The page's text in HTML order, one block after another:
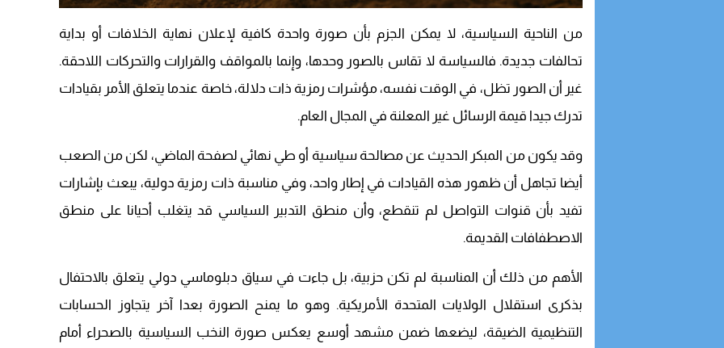
من الناحية السياسية، لا يمكن الجزم بأن صورة واحدة كافية لإعلان نهاية الخلافات أو بداية
تحالفات جديدة. فالسياسة لا تقاس بالصور وحدها، وإنما بالمواقف والقرارات والتحركات اللاحقة.
غير أن الصور تظل، في الوقت نفسه، مؤشرات رمزية ذات دلالة، خاصة عندما يتعلق الأمر بقيادات
تدرك جيدا قيمة الرسائل غير المعلنة في المجال العام.
وقد يكون من المبكر الحديث عن مصالحة سياسية أو طي نهائي لصفحة الماضي، لكن من الصعب
أيضا تجاهل أن ظهور هذه القيادات في إطار واحد، وفي مناسبة ذات رمزية دولية، يبعث بإشارات
تفيد بأن قنوات التواصل لم تنقطع، وأن منطق التدبير السياسي قد يتغلب أحيانا على منطق
الاصطفافات القديمة.
الأهم من ذلك أن المناسبة لم تكن حزبية، بل جاءت في سياق دبلوماسي دولي يتعلق بالاحتفال
بذكرى استقلال الولايات المتحدة الأمريكية. وهو ما يمنح الصورة بعدا آخر يتجاوز الحسابات
التنظيمية الضيقة، ليضعها ضمن مشهد أوسع يعكس صورة النخب السياسية بالصحراء أمام